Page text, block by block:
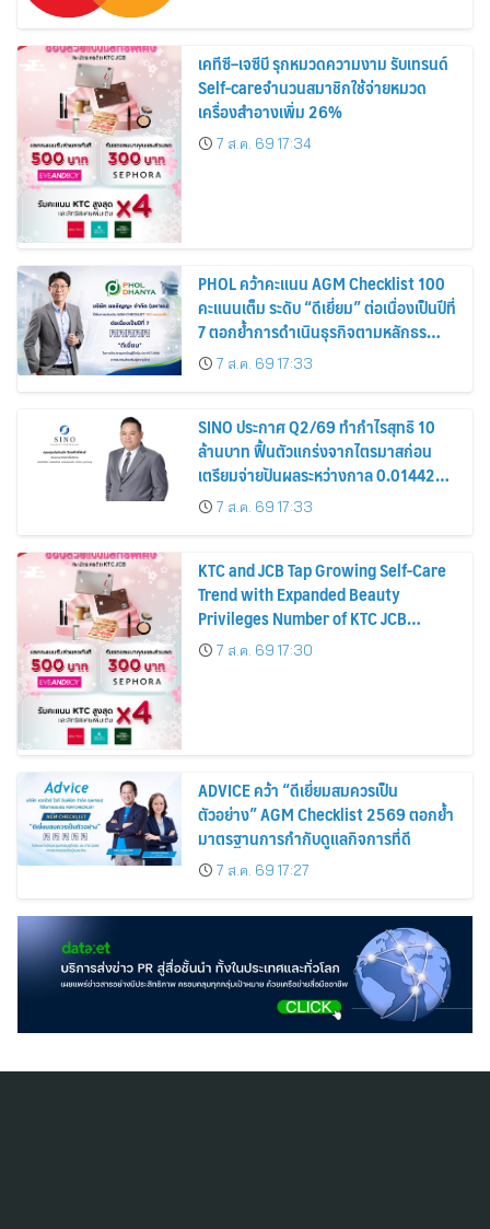
เคทีซี–เจซีบี รุกหมวดความงาม รับเทรนด์
Self-careจำนวนสมาชิกใช้จ่ายหมวด
เครื่องสำอางเพิ่ม 26%
7 ส.ค. 69 17:34
PHOL คว้าคะแนน AGM Checklist 100
คะแนนเต็ม ระดับ “ดีเยี่ยม” ต่อเนื่องเป็นปีที่
7 ตอกย้ำการดำเนินธุรกิจตามหลักธร
รมาภิบาล โปร่งใส สร้างความเชื่อมั่นผู้ถือ
หุ้น
7 ส.ค. 69 17:33
SINO ประกาศ Q2/69 ทำกำไรสุทธิ 10
ล้านบาท ฟื้นตัวแกร่งจากไตรมาสก่อน
เตรียมจ่ายปันผลระหว่างกาล 0.014423
บาทต่อหุ้น ครึ่งปีหลังมุ่งเติบโตต่อเนื่อง
7 ส.ค. 69 17:33
KTC and JCB Tap Growing Self-Care
Trend with Expanded Beauty
Privileges Number of KTC JCB
Cardmembers Spending on
Cosmetics Rises 26%
7 ส.ค. 69 17:30
ADVICE คว้า “ดีเยี่ยมสมควรเป็น
ตัวอย่าง” AGM Checklist 2569 ตอกย้ำ
มาตรฐานการกำกับดูแลกิจการที่ดี
7 ส.ค. 69 17:27